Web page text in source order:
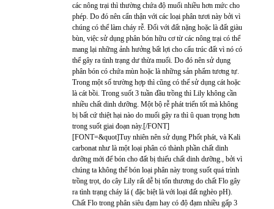
các nông trại thì thường chứa độ muối nhiều hơn mức cho
phép. Do đó nên cẩn thận với các loại phân tươi này bởi vì
chúng có thể làm cháy rễ. Đối với đất nặng hoặc là đất giàu
bùn, việc sử dụng phân bón hữu cơ từ các nông trại có thể
mang lại những ảnh hưởng bất lợi cho cấu trúc đất vì nó có
thể gây ra tình trạng dư thừa muối. Do đó nên sử dụng
phân bón có chứa mùn hoặc là những sản phẩm tương tự.
Trong một số trường hợp thì cũng có thể sử dụng cát hoặc
là cát bồi. Trong suốt 3 tuần đầu trồng thì Lily không cần
nhiều chất dinh dưỡng. Một bộ rễ phát triển tốt mà không
bị bất cứ thiệt hại nào do muối gây ra thì û quan trọng hơn
trong suốt giai đoạn này.[/FONT]
[FONT=&quot]Tuy nhiên nên sử dụng Phốt phát, và Kali
carbonat như là một loại phân có thành phần chất dinh
dưỡng mới để bón cho đất bị thiếu chất dinh dưỡng., bởi vì
chúng ta không thể bón loại phân này trong suốt quá trình
trồng trọt, do cây Lily rất dễ bị tổn thương do chất Flo gây
ra tình trạng cháy lá ( đặc biệt là với loại đất nghèo pH).
Chất Flo trong phân siêu đạm hay có độ đạm nhiều gấp 3